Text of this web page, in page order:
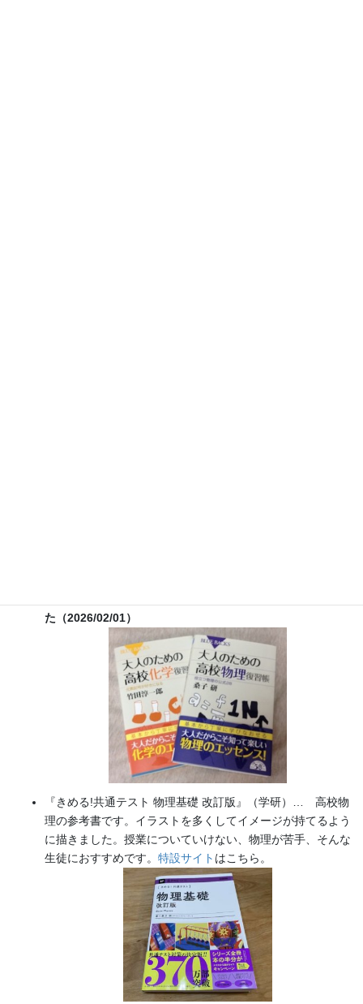
た（2026/02/01）
『きめる!共通テスト 物理基礎 改訂版』（学研）… 高校物
理の参考書です。イラストを多くしてイメージが持てるよう
に描きました。授業についていけない、物理が苦手、そんな
生徒におすすめです。 特設サイト はこちら。